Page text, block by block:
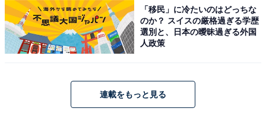
「移民」に冷たいのはどっちな
のか？ スイスの厳格過ぎる学歴
選別と、日本の曖昧過ぎる外国
人政策
連載をもっと見る